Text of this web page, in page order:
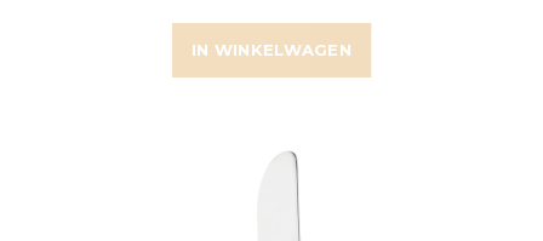
IN WINKELWAGEN